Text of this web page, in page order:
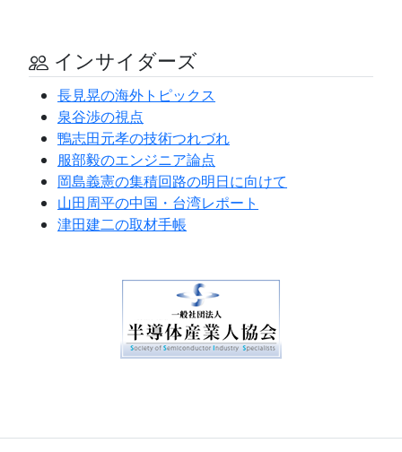
インサイダーズ
長見晃の海外トピックス
泉谷渉の視点
鴨志田元孝の技術つれづれ
服部毅のエンジニア論点
岡島義憲の集積回路の明日に向けて
山田周平の中国・台湾レポート
津田建二の取材手帳